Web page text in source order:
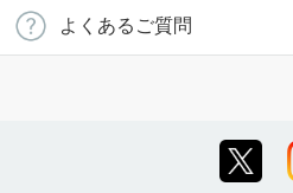
よくあるご質問